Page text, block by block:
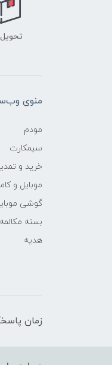
منوی
مودم
سیمکارت
خرید و
موبایل و
گوشی
بسته مکالمه
هدیه
زمان پاسخگویی